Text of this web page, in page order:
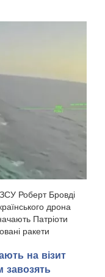
Роберт Бровді
дрона
Патріоти
ракети
на візит
завозять